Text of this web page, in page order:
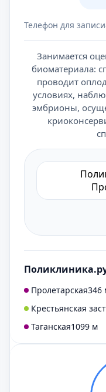
Телефон для записи
Занимается
биоматериала:
проводит
условиях,
эмбрионы,
Пролетарская346
Крестьянская
Таганская1099 м